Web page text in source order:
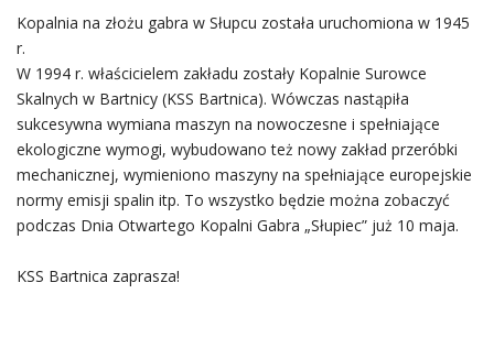
Kopalnia na złożu gabra w Słupcu została uruchomiona w 1945
r.
W 1994 r. właścicielem zakładu zostały Kopalnie Surowce
Skalnych w Bartnicy (KSS Bartnica). Wówczas nastąpiła
sukcesywna wymiana maszyn na nowoczesne i spełniające
ekologiczne wymogi, wybudowano też nowy zakład przeróbki
mechanicznej, wymieniono maszyny na spełniające europejskie
normy emisji spalin itp. To wszystko będzie można zobaczyć
podczas Dnia Otwartego Kopalni Gabra „Słupiec” już 10 maja.
KSS Bartnica zaprasza!